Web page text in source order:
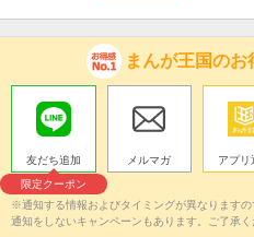
まんが王国のお
友だち追加
限定クーポン
メルマガ アプリ
※通知する情報およびタイミングが異なります
通知をしないキャンペーンもあります。ご了承く